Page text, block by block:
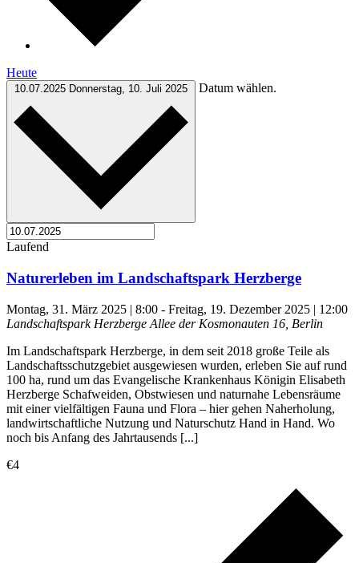
Heute
10.07.2025 Donnerstag, 10. Juli 2025 Datum wählen.
Laufend
Naturerleben im Landschaftspark Herzberge
Montag, 31. März 2025 | 8:00 - Freitag, 19. Dezember 2025 | 12:00
Landschaftspark Herzberge Allee der Kosmonauten 16, Berlin
Im Landschaftspark Herzberge, in dem seit 2018 große Teile als
Landschaftsschutzgebiet ausgewiesen wurden, erleben Sie auf rund
100 ha, rund um das Evangelische Krankenhaus Königin Elisabeth
Herzberge Schafweiden, Obstwiesen und naturnahe Lebensräume
mit einer vielfältigen Fauna und Flora – hier gehen Naherholung,
landwirtschaftliche Nutzung und Naturschutz Hand in Hand. Wo
noch bis Anfang des Jahrtausends [...]
€4